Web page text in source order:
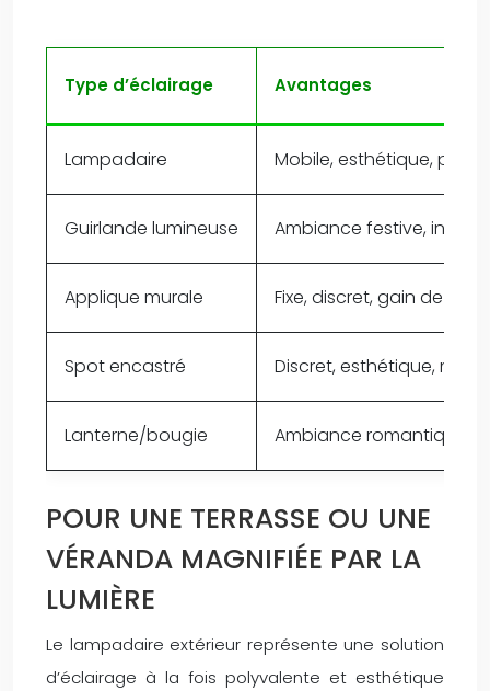
Type d’éclairage Avantages
Lampadaire Mobile, esthétique,
Guirlande lumineuse Ambiance festive,
Applique murale Fixe, discret, gain de
Spot encastré Discret, esthétique, met
Lanterne/bougie Ambiance romantique,
POUR UNE TERRASSE OU UNE
VÉRANDA MAGNIFIÉE PAR LA
LUMIÈRE
Le lampadaire extérieur représente une solution
d’éclairage à la fois polyvalente et esthétique